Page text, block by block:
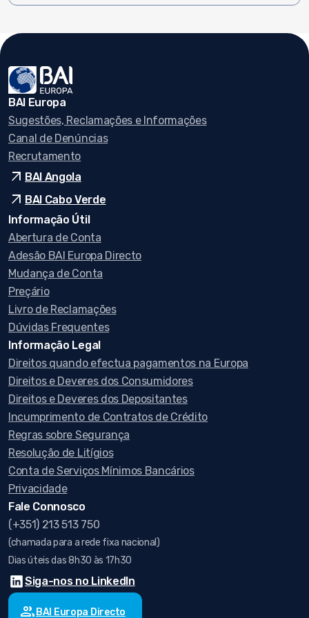
BAI Europa
Sugestões, Reclamações e Informações
Canal de Denúncias
Recrutamento
arrow_outward BAI Angola
arrow_outward BAI Cabo Verde
Informação Útil
Abertura de Conta
Adesão BAI Europa Directo
Mudança de Conta
Preçário
Livro de Reclamações
Dúvidas Frequentes
Informação Legal
Direitos quando efectua pagamentos na Europa
Direitos e Deveres dos Consumidores
Direitos e Deveres dos Depositantes
Incumprimento de Contratos de Crédito
Regras sobre Segurança
Resolução de Litígios
Conta de Serviços Mínimos Bancários
Privacidade
Fale Connosco
(+351) 213 513 750
(chamada para a rede fixa nacional)
Dias úteis das 8h30 às 17h30
Siga-nos no LinkedIn
group BAI Europa Directo